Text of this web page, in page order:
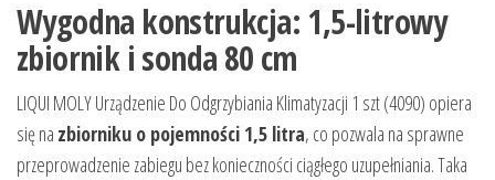
Wygodna konstrukcja: 1,5-litrowy
zbiornik i sonda 80 cm
LIQUI MOLY Urządzenie Do Odgrzybiania Klimatyzacji 1 szt (4090) opiera
się na zbiorniku o pojemności 1,5 litra, co pozwala na sprawne
przeprowadzenie zabiegu bez konieczności ciągłego uzupełniania. Taka